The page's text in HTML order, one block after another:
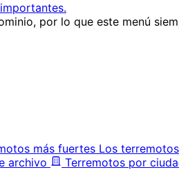
por lo que este menú
más fuertes Los
archivo Terremotos por